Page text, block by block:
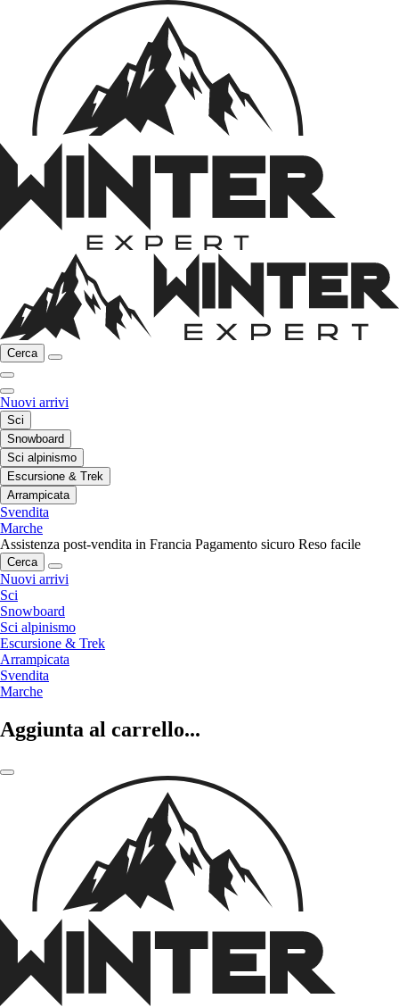
Cerca
Nuovi arrivi
Sci
Snowboard
Sci alpinismo
Escursione & Trek
Arrampicata
Svendita
Marche
Assistenza post-vendita in Francia Pagamento sicuro Reso facile
Cerca
Nuovi arrivi
Sci
Snowboard
Sci alpinismo
Escursione & Trek
Arrampicata
Svendita
Marche
Aggiunta al carrello...